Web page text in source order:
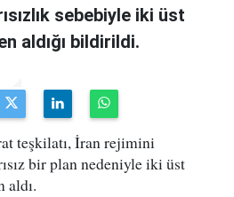
sebebiyle iki üst
aldığı bildirildi.
teşkilatı, İran rejimini
bir plan nedeniyle iki üst
aldı.